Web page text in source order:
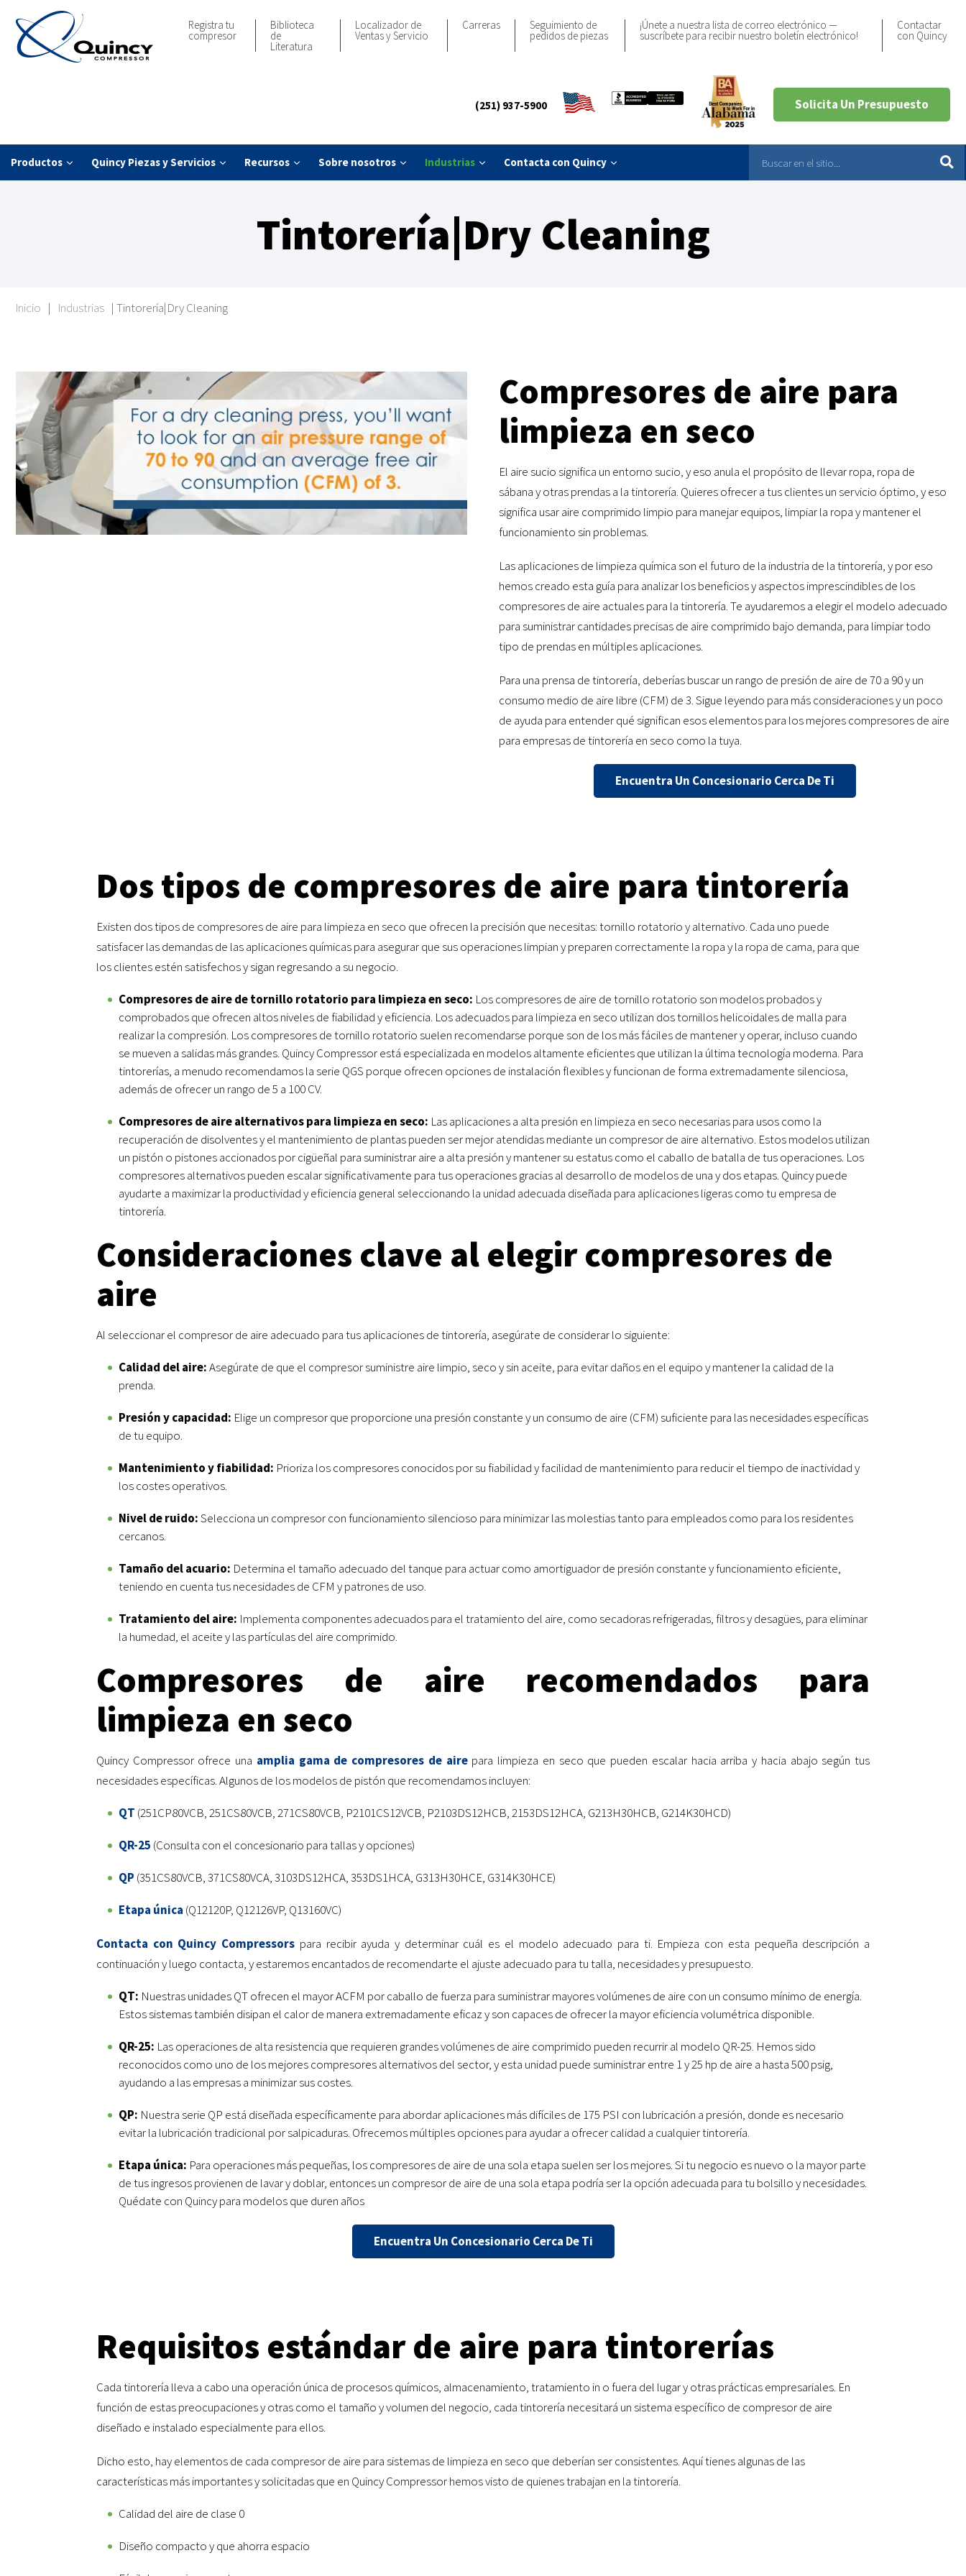
Registra tu
compresor
Biblioteca
de
Literatura
Localizador de
Ventas y Servicio
Carreras Seguimiento de
pedidos de piezas
¡Únete a nuestra lista de correo electrónico —
suscríbete para recibir nuestro boletín electrónico!
Contactar
con Quincy
(251) 937-5900 Solicita Un Presupuesto
Productos Quincy Piezas y Servicios Recursos Sobre nosotros Industrias Contacta con Quincy
Tintorería|Dry Cleaning
Inicio | Industrias | Tintorería|Dry Cleaning
Compresores de aire para
limpieza en seco
El aire sucio significa un entorno sucio, y eso anula el propósito de llevar ropa, ropa de
sábana y otras prendas a la tintorería. Quieres ofrecer a tus clientes un servicio óptimo, y eso
significa usar aire comprimido limpio para manejar equipos, limpiar la ropa y mantener el
funcionamiento sin problemas.
Las aplicaciones de limpieza química son el futuro de la industria de la tintorería, y por eso
hemos creado esta guía para analizar los beneficios y aspectos imprescindibles de los
compresores de aire actuales para la tintorería. Te ayudaremos a elegir el modelo adecuado
para suministrar cantidades precisas de aire comprimido bajo demanda, para limpiar todo
tipo de prendas en múltiples aplicaciones.
Para una prensa de tintorería, deberías buscar un rango de presión de aire de 70 a 90 y un
consumo medio de aire libre (CFM) de 3. Sigue leyendo para más consideraciones y un poco
de ayuda para entender qué significan esos elementos para los mejores compresores de aire
para empresas de tintorería en seco como la tuya.
Encuentra Un Concesionario Cerca De Ti
Dos tipos de compresores de aire para tintorería
Existen dos tipos de compresores de aire para limpieza en seco que ofrecen la precisión que necesitas: tornillo rotatorio y alternativo. Cada uno puede
satisfacer las demandas de las aplicaciones químicas para asegurar que sus operaciones limpian y preparen correctamente la ropa y la ropa de cama, para que
los clientes estén satisfechos y sigan regresando a su negocio.
Compresores de aire de tornillo rotatorio para limpieza en seco: Los compresores de aire de tornillo rotatorio son modelos probados y
comprobados que ofrecen altos niveles de fiabilidad y eficiencia. Los adecuados para limpieza en seco utilizan dos tornillos helicoidales de malla para
realizar la compresión. Los compresores de tornillo rotatorio suelen recomendarse porque son de los más fáciles de mantener y operar, incluso cuando
se mueven a salidas más grandes. Quincy Compressor está especializada en modelos altamente eficientes que utilizan la última tecnología moderna. Para
tintorerías, a menudo recomendamos la serie QGS porque ofrecen opciones de instalación flexibles y funcionan de forma extremadamente silenciosa,
además de ofrecer un rango de 5 a 100 CV.
Compresores de aire alternativos para limpieza en seco: Las aplicaciones a alta presión en limpieza en seco necesarias para usos como la
recuperación de disolventes y el mantenimiento de plantas pueden ser mejor atendidas mediante un compresor de aire alternativo. Estos modelos utilizan
un pistón o pistones accionados por cigüeñal para suministrar aire a alta presión y mantener su estatus como el caballo de batalla de tus operaciones. Los
compresores alternativos pueden escalar significativamente para tus operaciones gracias al desarrollo de modelos de una y dos etapas. Quincy puede
ayudarte a maximizar la productividad y eficiencia general seleccionando la unidad adecuada diseñada para aplicaciones ligeras como tu empresa de
tintorería.
Consideraciones clave al elegir compresores de
aire
Al seleccionar el compresor de aire adecuado para tus aplicaciones de tintorería, asegúrate de considerar lo siguiente:
Calidad del aire:Asegúrate de que el compresor suministre aire limpio, seco y sin aceite, para evitar daños en el equipo y mantener la calidad de la
prenda.
Presión y capacidad: Elige un compresor que proporcione una presión constante y un consumo de aire (CFM) suficiente para las necesidades específicas
de tu equipo.
Mantenimiento y fiabilidad: Prioriza los compresores conocidos por su fiabilidad y facilidad de mantenimiento para reducir el tiempo de inactividad y
los costes operativos.
Nivel de ruido:Selecciona un compresor con funcionamiento silencioso para minimizar las molestias tanto para empleados como para los residentes
cercanos.
Tamaño del acuario: Determina el tamaño adecuado del tanque para actuar como amortiguador de presión constante y funcionamiento eficiente,
teniendo en cuenta tus necesidades de CFM y patrones de uso.
Tratamiento del aire: Implementa componentes adecuados para el tratamiento del aire, como secadoras refrigeradas, filtros y desagües, para eliminar
la humedad, el aceite y las partículas del aire comprimido.
Compresores de aire recomendados para
limpieza en seco
Quincy Compressor ofrece una amplia gama de compresores de airepara limpieza en seco que pueden escalar hacia arriba y hacia abajo según tus
necesidades específicas. Algunos de los modelos de pistón que recomendamos incluyen:
QT (251CP80VCB, 251CS80VCB, 271CS80VCB, P2101CS12VCB, P2103DS12HCB, 2153DS12HCA, G213H30HCB, G214K30HCD)
QR-25 (Consulta con el concesionario para tallas y opciones)
QP (351CS80VCB, 371CS80VCA, 3103DS12HCA, 353DS1HCA, G313H30HCE, G314K30HCE)
Etapa única (Q12120P, Q12126VP, Q13160VC)
Contacta con Quincy Compressors para recibir ayuda y determinar cuál es el modelo adecuado para ti. Empieza con esta pequeña descripción a
continuación y luego contacta, y estaremos encantados de recomendarte el ajuste adecuado para tu talla, necesidades y presupuesto.
QT: Nuestras unidades QT ofrecen el mayor ACFM por caballo de fuerza para suministrar mayores volúmenes de aire con un consumo mínimo de energía.
Estos sistemas también disipan el calor de manera extremadamente eficaz y son capaces de ofrecer la mayor eficiencia volumétrica disponible.
QR-25: Las operaciones de alta resistencia que requieren grandes volúmenes de aire comprimido pueden recurrir al modelo QR-25. Hemos sido
reconocidos como uno de los mejores compresores alternativos del sector, y esta unidad puede suministrar entre 1 y 25 hp de aire a hasta 500 psig,
ayudando a las empresas a minimizar sus costes.
QP: Nuestra serie QP está diseñada específicamente para abordar aplicaciones más difíciles de 175 PSI con lubricación a presión, donde es necesario
evitar la lubricación tradicional por salpicaduras. Ofrecemos múltiples opciones para ayudar a ofrecer calidad a cualquier tintorería.
Etapa única: Para operaciones más pequeñas, los compresores de aire de una sola etapa suelen ser los mejores. Si tu negocio es nuevo o la mayor parte
de tus ingresos provienen de lavar y doblar, entonces un compresor de aire de una sola etapa podría ser la opción adecuada para tu bolsillo y necesidades.
Quédate con Quincy para modelos que duren años
Encuentra Un Concesionario Cerca De Ti
Requisitos estándar de aire para tintorerías
Cada tintorería lleva a cabo una operación única de procesos químicos, almacenamiento, tratamiento in o fuera del lugar y otras prácticas empresariales. En
función de estas preocupaciones y otras como el tamaño y volumen del negocio, cada tintorería necesitará un sistema específico de compresor de aire
diseñado e instalado especialmente para ellos.
Dicho esto, hay elementos de cada compresor de aire para sistemas de limpieza en seco que deberían ser consistentes. Aquí tienes algunas de las
características más importantes y solicitadas que en Quincy Compressor hemos visto de quienes trabajan en la tintorería.
Calidad del aire de clase 0
Diseño compacto y que ahorra espacio